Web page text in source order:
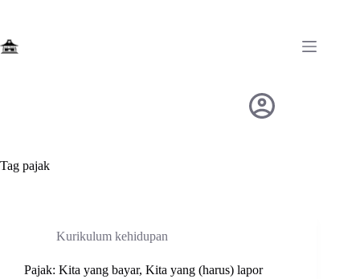
Tag pajak
Kurikulum kehidupan
Pajak: Kita yang bayar, Kita yang (harus) lapor